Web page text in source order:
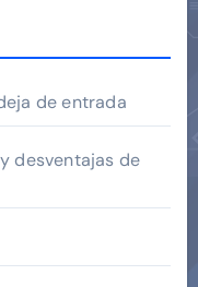
de entrada
desventajas de